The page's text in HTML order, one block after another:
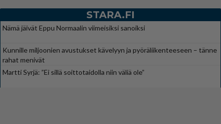
STARA.FI
Nämä jäivät Eppu Normaalin viimeisiksi sanoiksi
Kunnille miljoonien avustukset kävelyyn ja pyöräliikenteeseen – tänne
rahat menivät
Martti Syrjä: ”Ei sillä soittotaidolla niin väliä ole”